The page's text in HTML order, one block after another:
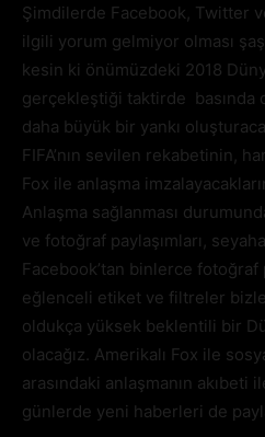
Şimdilerde Facebook, Twitter
ilgili yorum gelmiyor olması
kesin ki önümüzdeki 2018
gerçekleştiği taktirde basında
daha büyük bir yankı
FIFA’nın sevilen rekabetinin,
Fox ile anlaşma
Anlaşma sağlanması
ve fotoğraf paylaşımları,
Facebook’tan binlerce fotoğraf
eğlenceli etiket ve filtreler
oldukça yüksek beklentili bir
olacağız. Amerikalı Fox ile
arasındaki anlaşmanın
günlerde yeni haberleri de